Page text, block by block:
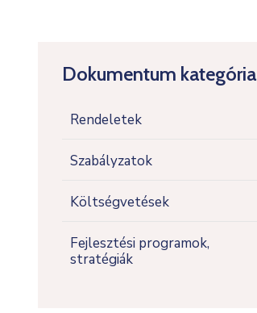
Dokumentum kategória
Rendeletek
Szabályzatok
Költségvetések
Fejlesztési programok,
stratégiák